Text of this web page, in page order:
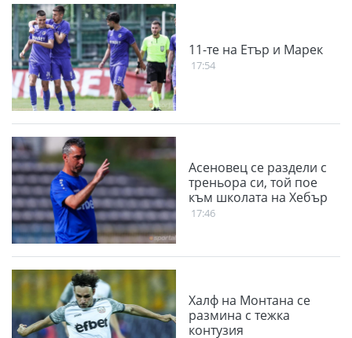
11-те на Етър и Марек
17:54
Асеновец се раздели с
треньора си, той пое
към школата на Хебър
17:46
Халф на Монтана се
размина с тежка
контузия